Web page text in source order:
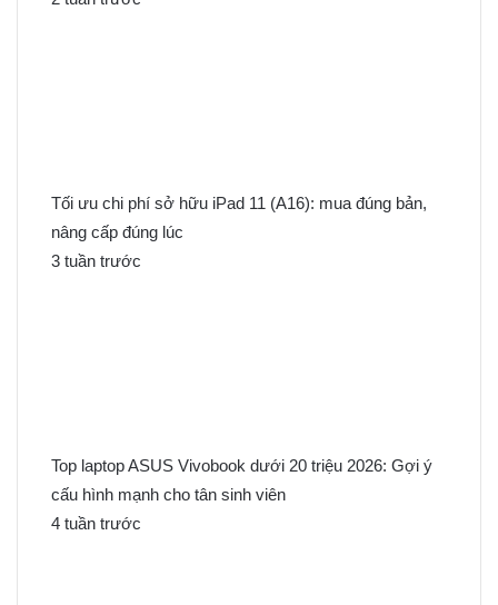
Tối ưu chi phí sở hữu iPad 11 (A16): mua đúng bản,
nâng cấp đúng lúc
3 tuần trước
Top laptop ASUS Vivobook dưới 20 triệu 2026: Gợi ý
cấu hình mạnh cho tân sinh viên
4 tuần trước